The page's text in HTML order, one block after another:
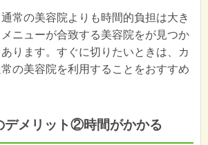
常の美容院よりも時間的負担は大き
ニューが合致する美容院をが見つか
ります。すぐに切りたいときは、カ
の美容院を利用することをおすすめ
デメリット②時間がかかる